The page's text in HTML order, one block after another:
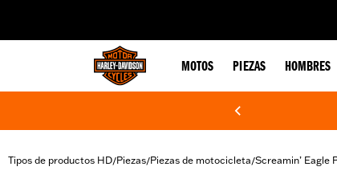
MOTOS PIEZAS HOMBRES
Tipos de productos HD/Piezas/Piezas de motocicleta/Screamin’ Eagle